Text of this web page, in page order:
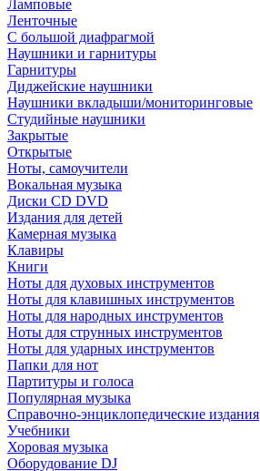
Ламповые
Ленточные
С большой диафрагмой
Наушники и гарнитуры
Гарнитуры
Диджейские наушники
Наушники вкладыши/мониторинговые
Студийные наушники
Закрытые
Открытые
Ноты, самоучители
Вокальная музыка
Диски CD DVD
Издания для детей
Камерная музыка
Клавиры
Книги
Ноты для духовых инструментов
Ноты для клавишных инструментов
Ноты для народных инструментов
Ноты для струнных инструментов
Ноты для ударных инструментов
Папки для нот
Партитуры и голоса
Популярная музыка
Справочно-энциклопедические издания
Учебники
Хоровая музыка
Оборудование DJ